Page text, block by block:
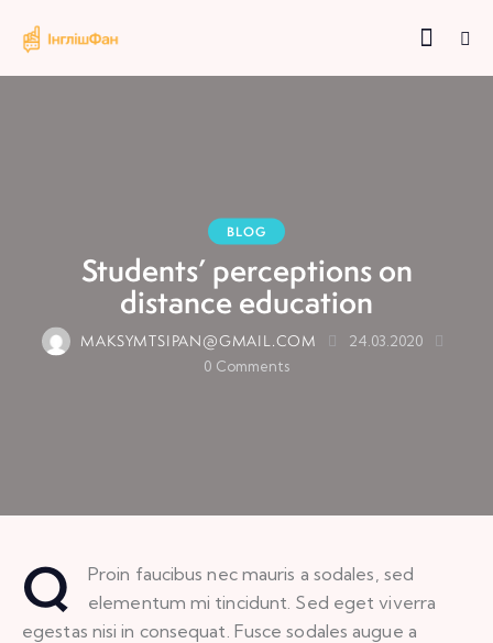
BLOG
Students’ perceptions on
distance education
MAKSYMTSIPAN@GMAIL.COM
24.03.2020
0 Comments
Q
Proin faucibus nec mauris a sodales, sed
elementum mi tincidunt. Sed eget viverra
egestas nisi in consequat. Fusce sodales augue a